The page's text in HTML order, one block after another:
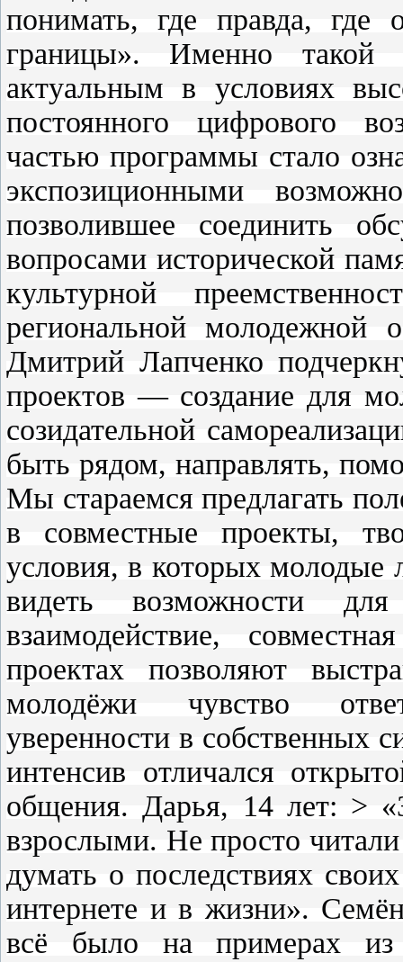
понимать, где правда, где
границы». Именно такой
актуальным в условиях
постоянного цифрового
частью программы стало
экспозиционными
позволившее соединить
вопросами исторической
культурной
региональной молодежной
Дмитрий Лапченко
проектов — создание для
созидательной
быть рядом, направлять,
Мы стараемся предлагать
в совместные проекты,
условия, в которых молодые
видеть возможности
взаимодействие,
проектах позволяют
молодёжи чувство
уверенности в собственных
интенсив отличался
общения. Дарья, 14 лет: >
взрослыми. Не просто
думать о последствиях
интернете и в жизни».
всё было на примерах из